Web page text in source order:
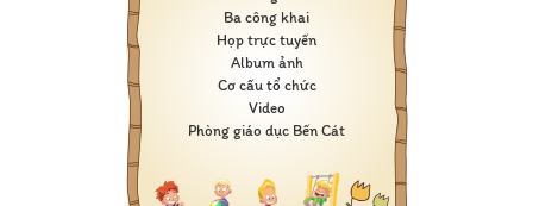
Ba công khai
Họp trực tuyến
Album ảnh
Cơ cấu tổ chức
Video
Phòng giáo dục Bến Cát